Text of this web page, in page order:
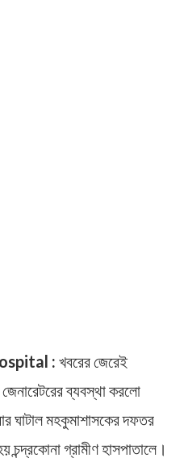
: খবরের জেরেই
ব্যবস্থা করলো
ঘাটাল মহকুমাশাসকের দফতর
চন্দ্রকোনা গ্রামীণ হাসপাতালে।